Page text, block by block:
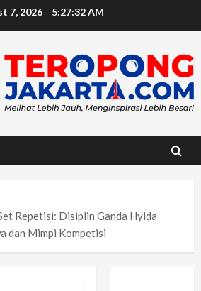
7, 2026 5:27:33 AM
Repetisi: Disiplin Ganda Hylda
dan Mimpi Kompetisi